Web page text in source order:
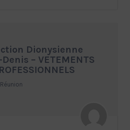
Dionysienne
– VETEMENTS